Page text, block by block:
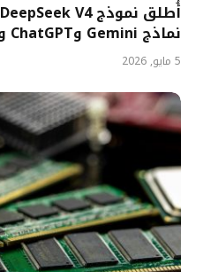
نماذج Gemini وChatGPT وClaude.
5 مايو, 2026